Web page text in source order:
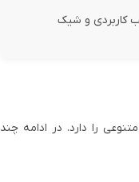
کاربردی و شیک
را دارد. در ادامه چند